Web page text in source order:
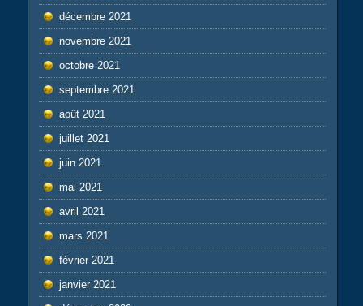
décembre 2021
novembre 2021
octobre 2021
septembre 2021
août 2021
juillet 2021
juin 2021
mai 2021
avril 2021
mars 2021
février 2021
janvier 2021